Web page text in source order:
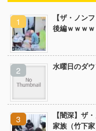
【ザ・ノン
後編ｗｗｗ
水曜日のダ
【闇深】ザ
家族（竹下